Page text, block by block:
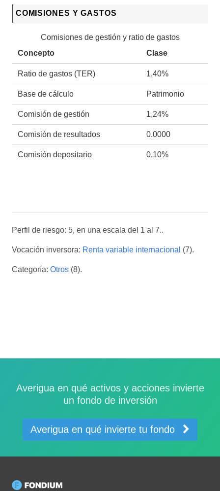
COMISIONES Y GASTOS
Comisiones de gestión y ratio de gastos
Concepto
Clase
Ratio de gastos (TER) 1,40%
Base de cálculo Patrimonio
Comisión de gestión 1,24%
Comisión de resultados 0.0000
Comisión depositario 0,10%
Perfil de riesgo: 5, en una escala del 1 al 7..
Vocación inversora: Renta variable internacional (7).
Categoría: Otros (8).
Averigua en qué activos y acciones invierte
un fondo de inversión
Averigua en qué invierte tu fondo